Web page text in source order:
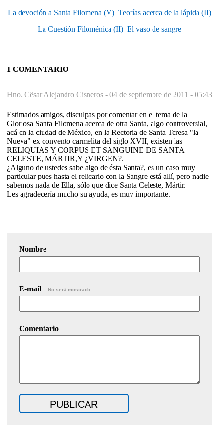
La devoción a Santa Filomena (V)  Teorías acerca de la lápida (II)
La Cuestión Filoménica (II)  El vaso de sangre
1 COMENTARIO
Hno. Cësar Alejandro Cisneros - 04 de septiembre de 2011 - 05:43
Estimados amigos, disculpas por comentar en el tema de la
Gloriosa Santa Filomena acerca de otra Santa, algo controversial,
acá en la ciudad de México, en la Rectoria de Santa Teresa "la
Nueva" ex convento carmelita del siglo XVII, existen las
RELIQUIAS Y CORPUS ET SANGUINE DE SANTA
CELESTE, MÁRTIR,Y ¿VIRGEN?.
¿Alguno de ustedes sabe algo de ésta Santa?, es un caso muy
particular pues hasta el relicario con la Sangre está allí, pero nadie
sabemos nada de Ella, sólo que dice Santa Celeste, Mártir.
Les agradecería mucho su ayuda, es muy importante.
Nombre
E-mail No será mostrado.
Comentario